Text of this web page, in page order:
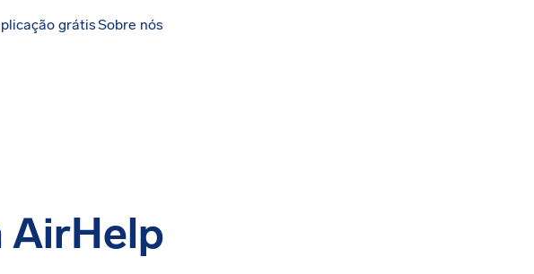
grátisSobre nós
AirHelp